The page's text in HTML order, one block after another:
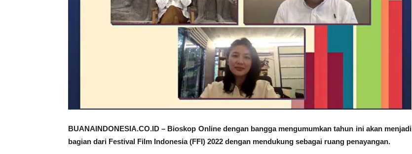
BUANAINDONESIA.CO.ID – Bioskop Online dengan bangga mengumumkan tahun ini akan menjadi
bagian dari Festival Film Indonesia (FFI) 2022 dengan mendukung sebagai ruang penayangan.